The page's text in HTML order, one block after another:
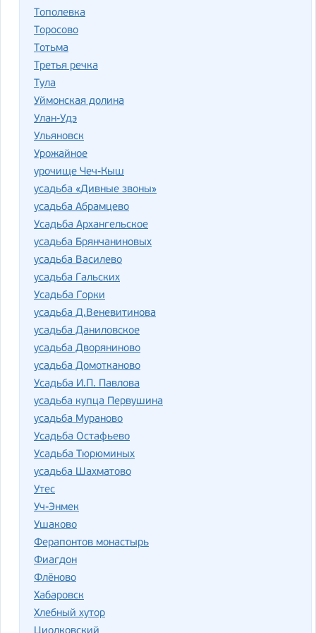
Тополевка
Торосово
Тотьма
Третья речка
Тула
Уймонская долина
Улан-Удэ
Ульяновск
Урожайное
урочище Чеч-Кыш
усадьба «Дивные звоны»
усадьба Абрамцево
Усадьба Архангельское
усадьба Брянчаниновых
усадьба Василево
усадьба Гальских
Усадьба Горки
усадьба Д.Веневитинова
усадьба Даниловское
усадьба Дворяниново
усадьба Домотканово
Усадьба И.П. Павлова
усадьба купца Первушина
усадьба Мураново
Усадьба Остафьево
Усадьба Тюрюминых
усадьба Шахматово
Утес
Уч-Энмек
Ушаково
Ферапонтов монастырь
Фиагдон
Флёново
Хабаровск
Хлебный хутор